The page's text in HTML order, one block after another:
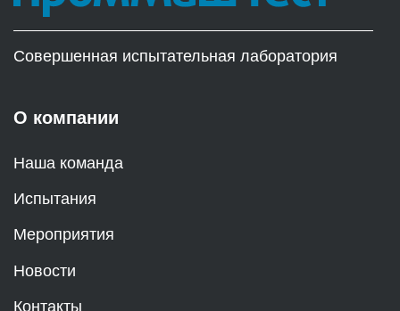
Совершенная испытательная лаборатория
О компании
Наша команда
Испытания
Мероприятия
Новости
Контакты